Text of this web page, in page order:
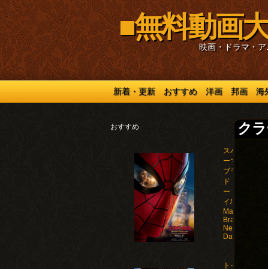
■無料動画
映画・ドラマ・
新着・更新 おすすめ 洋画 邦画 海
おすすめ
スパイダ
ーマン：
ブラン
ド・ニュ
ー・デ
イ/Spider-
Man:
Brand
New
Day(2026)
トイ・
ク